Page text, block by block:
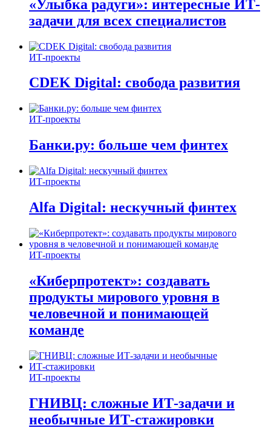
«Улыбка радуги»: интересные ИТ-
задачи для всех специалистов
ИТ-проекты
CDEK Digital: свобода развития
ИТ-проекты
Банки.ру: больше чем финтех
ИТ-проекты
Alfa Digital: нескучный финтех
ИТ-проекты
«Киберпротект»: создавать
продукты мирового уровня в
человечной и понимающей
команде
ИТ-проекты
ГНИВЦ: сложные ИТ‑задачи и
необычные ИТ‑стажировки